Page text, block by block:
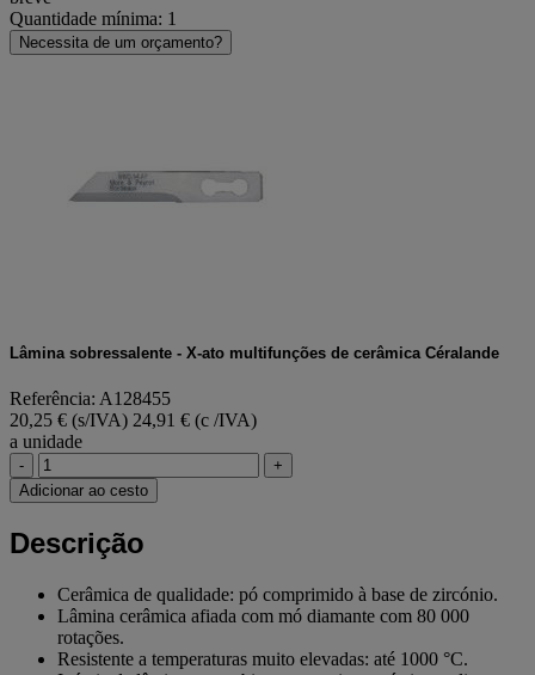
Quantidade mínima: 1
Necessita de um orçamento?
Lâmina sobressalente - X-ato multifunções de cerâmica Céralande
Referência: A128455
20,25 € (s/IVA) 24,91 € (c /IVA)
a unidade
-
+
Adicionar ao cesto
Descrição
Cerâmica de qualidade: pó comprimido à base de zircónio.
Lâmina cerâmica afiada com mó diamante com 80 000
rotações.
Resistente a temperaturas muito elevadas: até 1000 °C.